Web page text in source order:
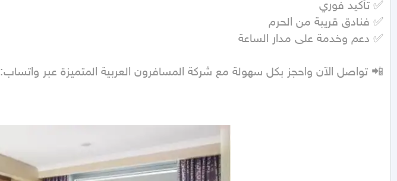
📲 تواصل الآن واحجز بكل سهولة مع شركة المسافرون العربية المتميزة عبر واتساب: